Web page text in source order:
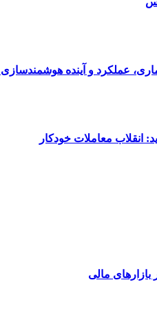
عملکرد و آینده
معاملات خودکار
بازارهای مالی